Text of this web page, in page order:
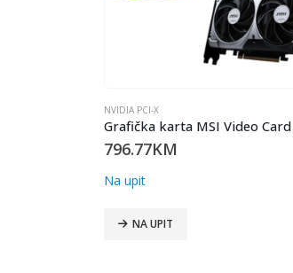
NVIDIA PCI-X
215.00KM
Na upit
NA UPIT